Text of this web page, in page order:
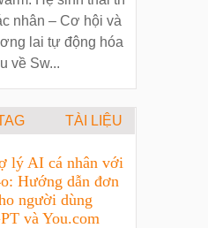
nhân – Cơ hội và
lai tự động hóa
về Sw...
TÀI LIỆU
lý AI cá nhân với
Hướng dẫn đơn
người dùng
và You.com